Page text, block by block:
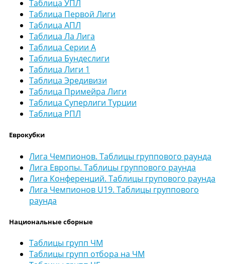
Таблица УПЛ
Таблица Первой Лиги
Таблица АПЛ
Таблица Ла Лига
Таблица Серии А
Таблица Бундеслиги
Таблица Лиги 1
Таблица Эредивизи
Таблица Примейра Лиги
Таблица Суперлиги Турции
Таблица РПЛ
Еврокубки
Лига Чемпионов. Таблицы группового раунда
Лига Европы. Таблицы группового раунда
Лига Конференций. Таблицы групового раунда
Лига Чемпионов U19. Таблицы группового
раунда
Национальные сборные
Таблицы групп ЧМ
Таблицы групп отбора на ЧМ